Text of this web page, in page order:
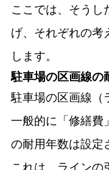
ここでは、そうし
げ、それぞれの考
します。
駐車場の区画線の
駐車場の区画線（
一般的に「修繕費
の耐用年数は設定
これは、ラインの